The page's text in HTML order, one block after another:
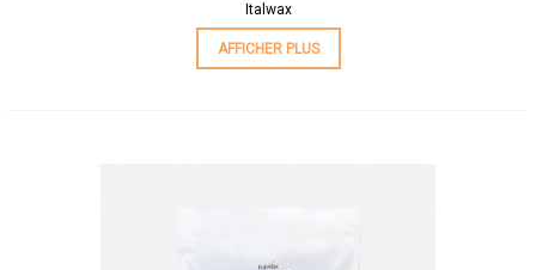
Italwax
AFFICHER PLUS